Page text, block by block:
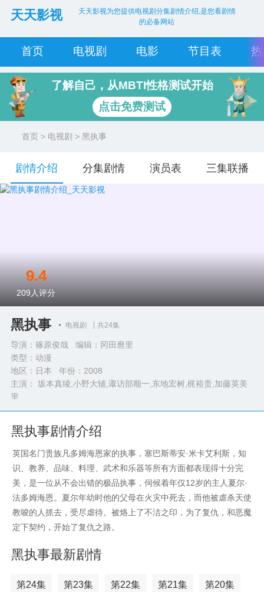
天天影视
天天影视为您提供电视剧分集剧情介绍,是您看剧情
的必备网站
首页 电视剧 电影 节目表
了解自己，从MBTI性格测试开始
点击免费测试
首页 > 电视剧 > 黑执事
剧情介绍 分集剧情 演员表 三集联播
黑执事 电视剧 共24集
导演：篠原俊哉 编辑：冈田麿里
类型： 动漫
地区：日本 年份： 2008
主演： 坂本真绫,小野大辅,诹访部顺一,东地宏树,梶裕贵,加藤英美
里
完整演员表>>
9.4
209 人评分
黑执事剧情介绍
英国名门贵族凡多姆海恩家的执事，塞巴斯蒂安·米卡艾利斯，知
识、教养、品味、料理、武术和乐器等所有方面都表现得十分完
美，是一位从不会出错的极品执事，伺候着年仅12岁的主人夏尔·
法多姆海恩。夏尔年幼时他的父母在火灾中死去，而他被虐杀天使
教唆的人抓去，受尽虐待。被烙上了不洁之印，为了复仇，和恶魔
定下契约，开始了复仇之路。
黑执事最新剧情
第24集 第23集 第22集 第21集 第20集